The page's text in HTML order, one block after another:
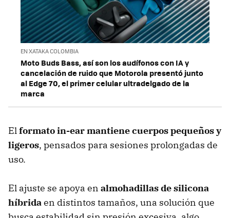
EN XATAKA COLOMBIA
Moto Buds Bass, así son los audífonos con IA y
cancelación de ruido que Motorola presentó junto
al Edge 70, el primer celular ultradelgado de la
marca
Elformato in-ear mantiene cuerpos pequeños y
ligeros, pensados para sesiones prolongadas de
uso.
El ajuste se apoya en almohadillas de silicona
híbridaen distintos tamaños, una solución que